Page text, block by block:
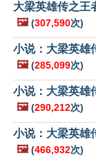
大梁英雄传之王
🖼️ (307,590次)
小说：大梁英雄
🖼️ (285,099次)
小说：大梁英雄
🖼️ (290,212次)
小说：大梁英雄
🖼️ (466,932次)